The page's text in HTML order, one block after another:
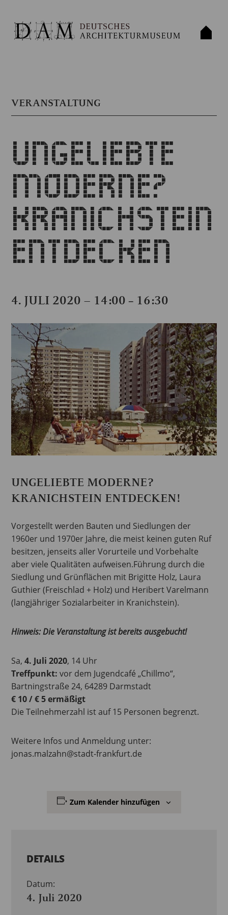
VERANSTALTUNG
UNGELIEBTE
MODERNE?
KRANICHSTEIN
ENTDECKEN
4. JULI 2020 – 14:00 – 16:30
UNGELIEBTE MODERNE?
KRANICHSTEIN ENTDECKEN!
Vorgestellt werden Bauten und Siedlungen der
1960er und 1970er Jahre, die meist keinen guten Ruf
besitzen, jenseits aller Vorurteile und Vorbehalte
aber viele Qualitäten aufweisen.Führung durch die
Siedlung und Grünflächen mit Brigitte Holz, Laura
Guthier (Freischlad + Holz) und Heribert Varelmann
(langjähriger Sozialarbeiter in Kranichstein).
Hinweis: Die Veranstaltung ist bereits ausgebucht!
Sa, 4. Juli 2020, 14 Uhr
Treffpunkt: vor dem Jugendcafé „Chillmo“,
Bartningstraße 24, 64289 Darmstadt
€ 10 / € 5 ermäßigt
Die Teilnehmerzahl ist auf 15 Personen begrenzt.
Weitere Infos und Anmeldung unter:
jonas.malzahn@stadt-frankfurt.de
Zum Kalender hinzufügen
DETAILS
Datum:
4. Juli 2020